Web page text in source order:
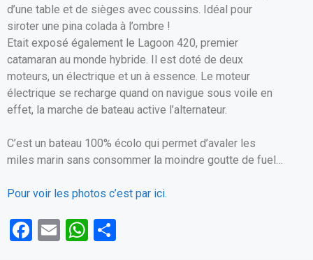
d’une table et de sièges avec coussins. Idéal pour
siroter une pina colada à l’ombre !
Etait exposé également le Lagoon 420, premier
catamaran au monde hybride. Il est doté de deux
moteurs, un électrique et un à essence. Le moteur
électrique se recharge quand on navigue sous voile en
effet, la marche de bateau active l’alternateur.
C’est un bateau 100% écolo qui permet d’avaler les
miles marin sans consommer la moindre goutte de fuel…
Pour voir les photos c’est par ici.
F
E
W